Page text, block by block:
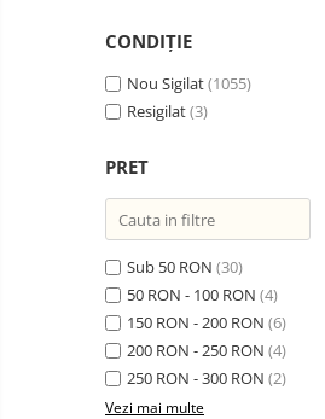
Telefoane mobile F150
Telefoane mobile HUAWEI
Telefoane mobile iHunt
Telefoane mobile AGM
Telefoane mobile Realme
Telefoane mobile ZTE Nubia
Telefoane mobile ALTE
BRANDURI
Tablete PC, mini PC si
laptopuri
Tablete PC
CONDIȚIE
Nou Sigilat(1055)
Resigilat(3)
PRET
Sub 50 RON (30)
50 RON - 100 RON (4)
150 RON - 200 RON (6)
200 RON - 250 RON (4)
250 RON - 300 RON (2)
Vezi mai multe